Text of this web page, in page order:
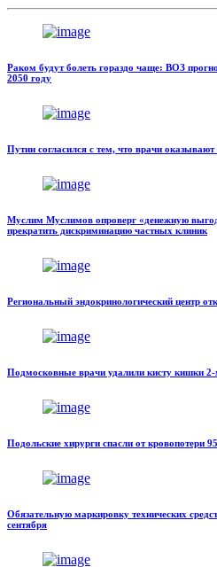
Раком будут болеть гораздо чаще: ВОЗ
2050 году
Путин согласился с тем, что врачи
Муслим Муслимов опроверг «денежную
прекратить дискриминацию частных клиник
Региональный эндокринологический центр
Подмосковные врачи удалили кисту кишки 2-
Подольские хирурги спасли от кровопотери
Обязательную маркировку технических
сентября